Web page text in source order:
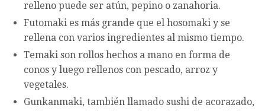
relleno puede ser atún, pepino o zanahoria.
Futomaki es más grande que el hosomaki y se
rellena con varios ingredientes al mismo tiempo.
Temaki son rollos hechos a mano en forma de
conos y luego rellenos con pescado, arroz y
vegetales.
Gunkanmaki, también llamado sushi de acorazado,